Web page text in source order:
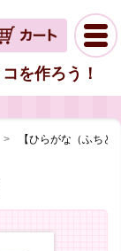
を作ろう！
【ひらがな（ふちど